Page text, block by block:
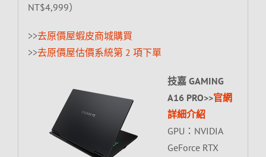
NT$4,999）
>>去原價屋蝦皮商城購買
>>去原價屋估價系統第 2 項下單
技嘉 GAMING
A16 PRO>>官網
詳細介紹
GPU：NVIDIA
GeForce RTX